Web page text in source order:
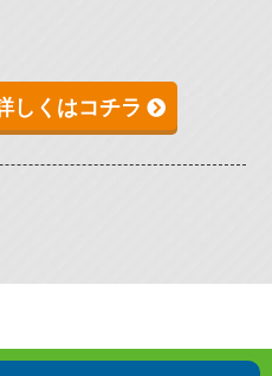
しくはコチラ